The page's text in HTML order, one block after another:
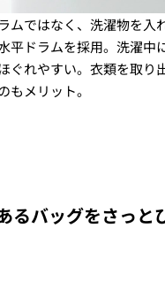
ムではなく、洗濯物を入
平ドラムを採用。洗濯中
ぐれやすい。衣類を取り
もメリット。
るバッグをさっと